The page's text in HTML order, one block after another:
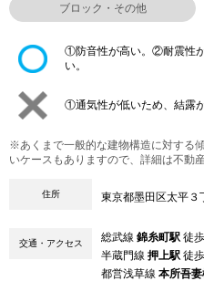
ブロック・その他
①防音性が高い。②耐震性
い。
①通気性が低いため、結露
※あくまで一般的な建物構造に対する
いケースもありますので、詳細は不動
住所 東京都墨田区太平３
交通・アクセス 総武線 錦糸町駅 徒
半蔵門線 押上駅 徒
都営浅草線 本所吾